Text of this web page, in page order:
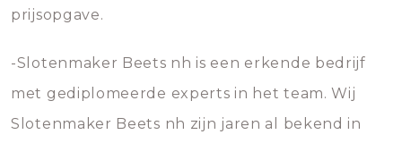
prijsopgave.
-Slotenmaker Beets nh is een erkende bedrijf
met gediplomeerde experts in het team. Wij
Slotenmaker Beets nh zijn jaren al bekend in